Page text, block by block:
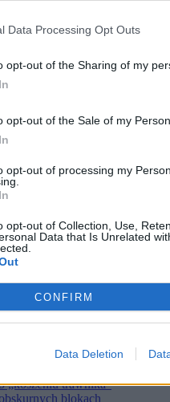
Data Processing Opt Outs
opt-out of the Sharing of my
opt-out of the Sale of my
opt-out of processing my
opt-out of Collection, Use,
Data that Is Unrelated
CONFIRM
Data Deletion
będzie lewicowa koalicja
straż pożarną
wypadł najlepiej?
nakłada grzywnę
kompromitacją
prosektorium
o tym w prokuraturze”
Mogą generować problem
zwolnił koordynatora
dymisji rządu
Polaków
Polski
ale traci gwiazdora
są dzieci
„koszeniu trawnika”
blokach